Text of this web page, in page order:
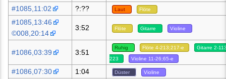
#1085,11:02
?:?? Laut Flöte
#1085,13:46
©008,20:14
3:52 Flöte Gitarre Violine
#1086,03:39 3:51
Ruhig Flöte 4-213;217-e
Gitarre 2-
223
Violine 11-26;65-e
#1086,07:30 1:04 Düster Violine